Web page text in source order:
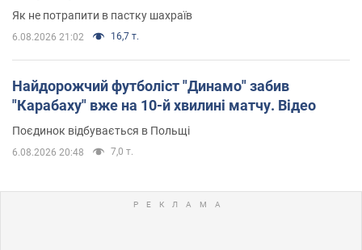
Як не потрапити в пастку шахраїв
6.08.2026 21:02 16,7 т.
Найдорожчий футболіст "Динамо" забив
"Карабаху" вже на 10-й хвилині матчу. Відео
Поєдинок відбувається в Польщі
6.08.2026 20:48 7,0 т.